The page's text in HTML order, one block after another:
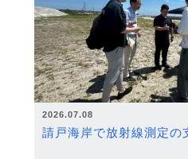
2026.07.08
請戸海岸で放射線測定の